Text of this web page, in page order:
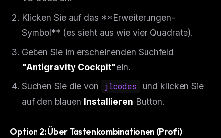
Klicken Sie auf das **Erweiterungen-
Symbol** (es sieht aus wie vier Quadrate).
Geben Sie im erscheinenden Suchfeld
"Antigravity Cockpit"ein.
Suchen Sie die von
jlcodes
und klicken Sie
auf den blauen Installieren Button.
Option 2: Über Tastenkombinationen (Profi)